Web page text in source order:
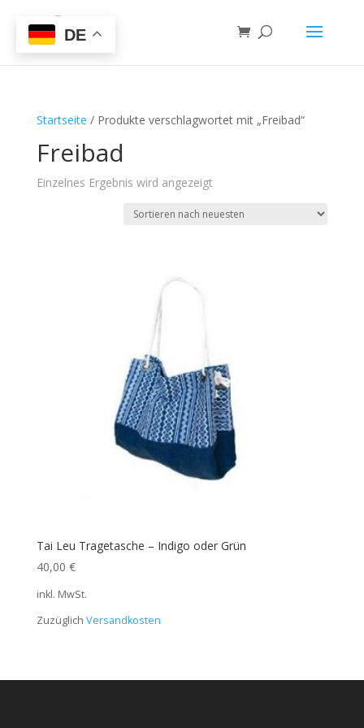
Startseite / Produkte verschlagwortet mit „Freibad“
Freibad
Einzelnes Ergebnis wird angezeigt
Tai Leu Tragetasche – Indigo oder Grün
40,00 €
inkl. MwSt.
Zuzüglich Versandkosten
DE